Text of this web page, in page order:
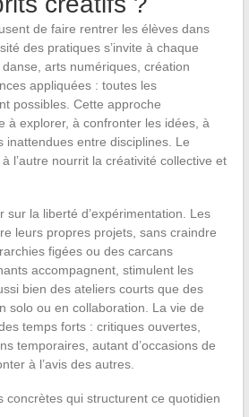
de faire rentrer les élèves dans
des pratiques s’invite à chaque
arts numériques, création
appliquées : toutes les
possibles. Cette approche
à explorer, à confronter les idées, à
inattendues entre disciplines. Le
l’autre nourrit la créativité collective et
sur la liberté d’expérimentation. Les
leurs propres projets, sans craindre
figées ou des carcans
accompagnent, stimulent les
bien des ateliers courts que des
solo ou en collaboration. La vie de
temps forts : critiques ouvertes,
temporaires, autant d’occasions de
à l’avis des autres.
concrètes qui structurent ce quotidien